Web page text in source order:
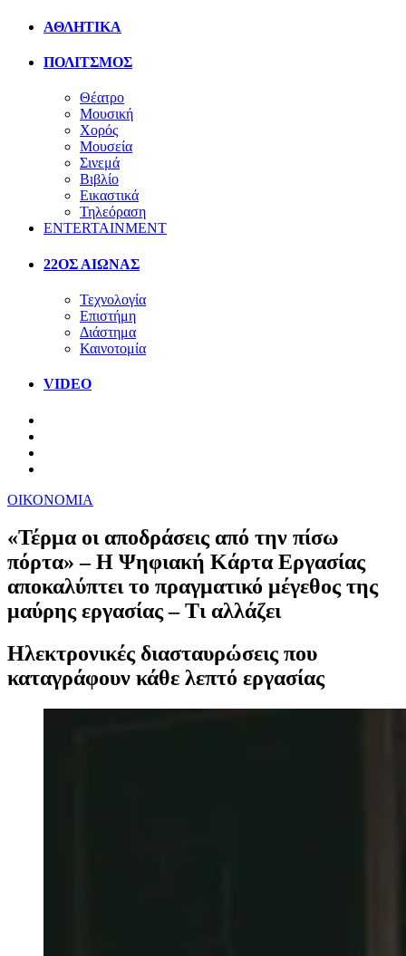
ΑΘΛΗΤΙΚΑ
ΠΟΛΙΤΣΜΟΣ
Θέατρο
Μουσική
Χορός
Μουσεία
Σινεμά
Βιβλίο
Εικαστικά
Τηλεόραση
ENTERTAINMENT
22ΟΣ ΑΙΩΝΑΣ
Τεχνολογία
Επιστήμη
Διάστημα
Καινοτομία
VIDEO
ΟΙΚΟΝΟΜΙΑ
«Τέρμα οι αποδράσεις από την πίσω
πόρτα» – Η Ψηφιακή Κάρτα Εργασίας
αποκαλύπτει το πραγματικό μέγεθος της
μαύρης εργασίας – Τι αλλάζει
Ηλεκτρονικές διασταυρώσεις που
καταγράφουν κάθε λεπτό εργασίας